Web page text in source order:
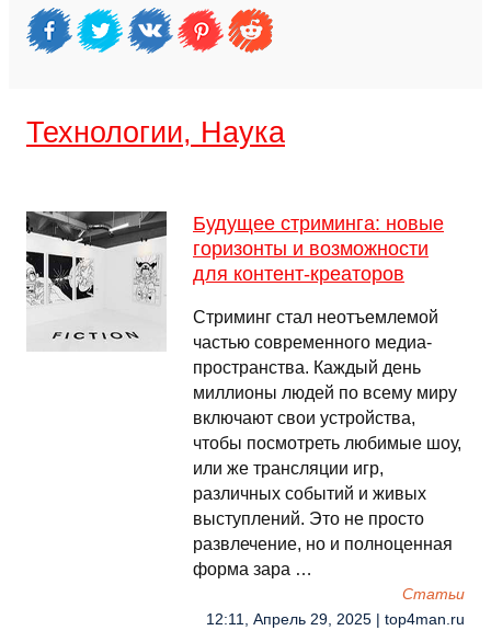
Технологии, Наука
Будущее стриминга: новые
горизонты и возможности
для контент-креаторов
Стриминг стал неотъемлемой
частью современного медиа-
пространства. Каждый день
миллионы людей по всему миру
включают свои устройства,
чтобы посмотреть любимые шоу,
или же трансляции игр,
различных событий и живых
выступлений. Это не просто
развлечение, но и полноценная
форма зара …
Cтатьи
12:11, Апрель 29, 2025 | top4man.ru